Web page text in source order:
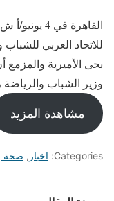
القاهرة في
للاتحاد العربي للشباب
بحى الأميرية والمزمع
وزير الشباب
مشاهدة المزيد
Categories: اخبار , صحة